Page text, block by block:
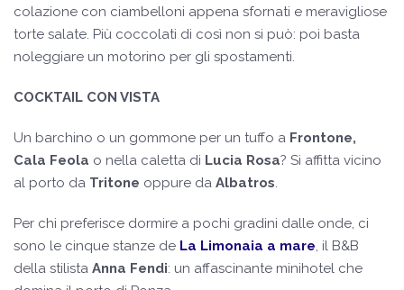
colazione con ciambelloni appena sfornati e meravigliose
torte salate. Più coccolati di così non si può: poi basta
noleggiare un motorino per gli spostamenti.
COCKTAIL CON VISTA
Un barchino o un gommone per un tuffo a Frontone,
Cala Feola o nella caletta di Lucia Rosa? Si affitta vicino
al porto da Tritone oppure da Albatros.
Per chi preferisce dormire a pochi gradini dalle onde, ci
sono le cinque stanze de La Limonaia a mare, il B&B
della stilista Anna Fendi: un affascinante minihotel che